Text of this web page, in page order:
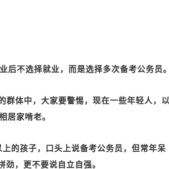
后不选择就业，而是选择多次备考公务员
体中，大家要警惕，现在一些年轻人，
居家啃老。
的孩子，口头上说备考公务员，但常年呆
，更不要说自立自强。